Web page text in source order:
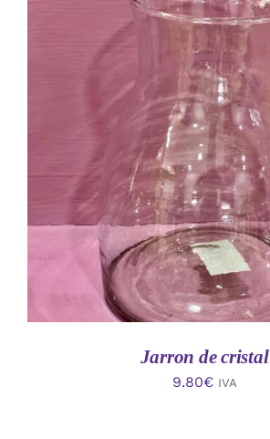
AÑADIR AL CARRITO
DETALLES
Jarron de cristal
9.80€ IVA